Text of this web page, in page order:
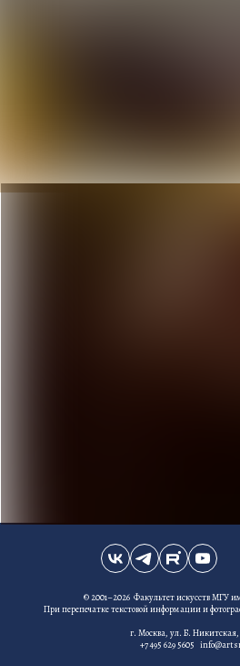
© 2001–2026 Факультет искусств МГУ
При перепечатке текстовой информации и
г. Москва, ул. Б. Никитская,
+7 495 629 5605